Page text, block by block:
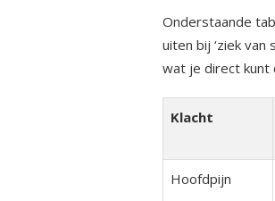
Onderstaande
uiten bij ‘ziek
wat je direct kunt
Klacht
Hoofdpijn